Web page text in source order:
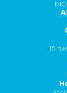
15